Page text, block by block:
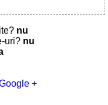
nu
uri? nu